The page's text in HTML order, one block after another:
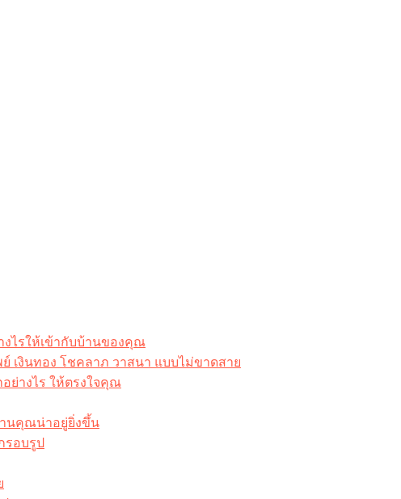
งไรให้เข้ากับบ้านของคุณ
เงินทอง โชคลาภ วาสนา แบบไม่ขาดสาย
ย่างไร ให้ตรงใจคุณ
านคุณน่าอยู่ยิ่งขึ้น
รอบรูป